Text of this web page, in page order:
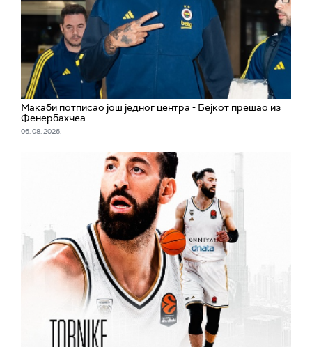
Макаби потписао још једног центра - Бејкот прешао из
Фенербахчеа
06. 08. 2026.